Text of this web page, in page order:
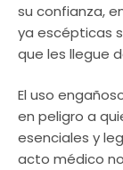
su confianza,
ya escépticas
que les llegue
El uso
en peligro a
esenciales y
acto médico